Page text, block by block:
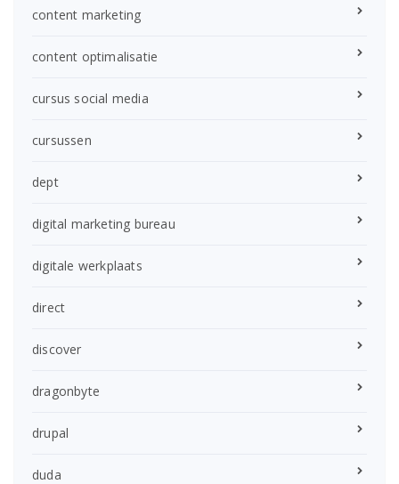
content marketing
content optimalisatie
cursus social media
cursussen
dept
digital marketing bureau
digitale werkplaats
direct
discover
dragonbyte
drupal
duda